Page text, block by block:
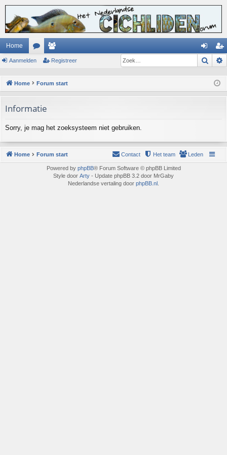
Home
or
m
s
ed an
el
eg
re
Aanmelden Registreer Zoek
Home Forum start
Informatie
Sorry, je mag het zoeksysteem niet gebruiken.
Home Forum start Leden
Het team
Contact
Powered by phpBB® Forum Software © phpBB Limited
Style door Arty - Update phpBB 3.2 door MrGaby
Nederlandse vertaling door phpBB.nl